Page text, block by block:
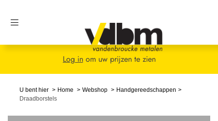
Log inom uw prijzen te zien
U bent hier Home Webshop
Handgereedschappen
Draadborstels